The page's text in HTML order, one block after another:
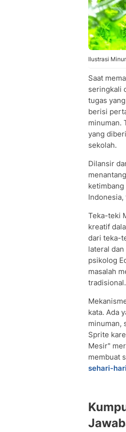
Ilustrasi
Saat
seringkali
tugas
berisi
minuman.
yang
sekolah.
Dilansir
ketimbang
Teka-teki
kreatif
dari teka-
lateral
psikolog
masalah
tradisional.
kata. Ada
minuman,
Sprite
Mesir"
membuat
sehari-hari